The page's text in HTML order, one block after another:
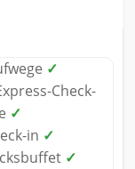
✓
Check-
✓
in ✓
✓